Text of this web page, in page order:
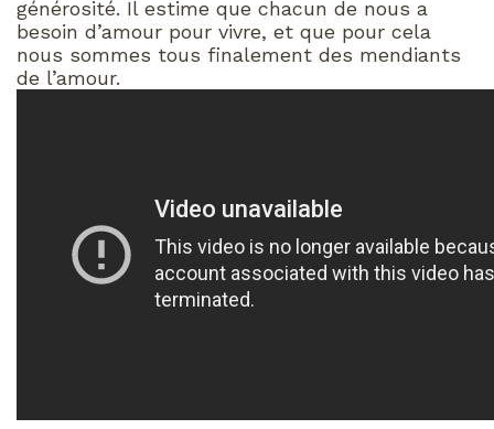
générosité. Il estime que chacun de nous a
besoin d’amour pour vivre, et que pour cela
nous sommes tous finalement des mendiants
de l’amour.